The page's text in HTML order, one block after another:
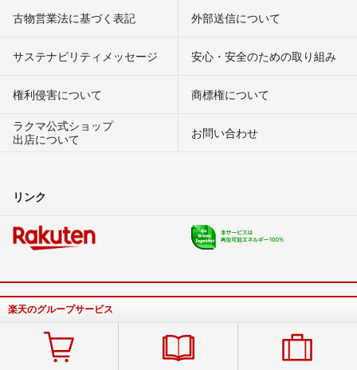
古物営業法に基づく表記 外部送信について
サステナビリティメッセージ 安心・安全のための取り組み
権利侵害について
商標権について
ラクマ公式ショップ
出店について
お問い合わせ
リンク
楽天のグループサービス